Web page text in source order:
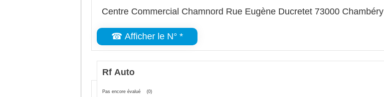
Centre Commercial Chamnord Rue Eugène Ducretet 73000 Chambéry
☎ Afficher le N° *
Rf Auto
Pas encore évalué (0)